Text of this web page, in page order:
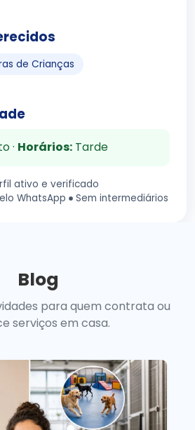
de Crianças
· Horários:Tarde
ativo e verificado
WhatsApp
Sem intermediários
Blog
para quem contrata ou
serviços em casa.